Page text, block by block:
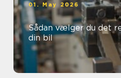
01. May 2026
Sådan vælger du det
din bil